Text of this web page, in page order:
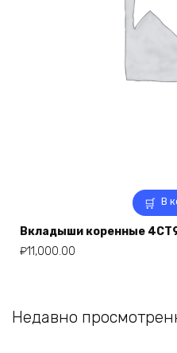
В
Вкладыши коренные
₽11,000.00
Недавно